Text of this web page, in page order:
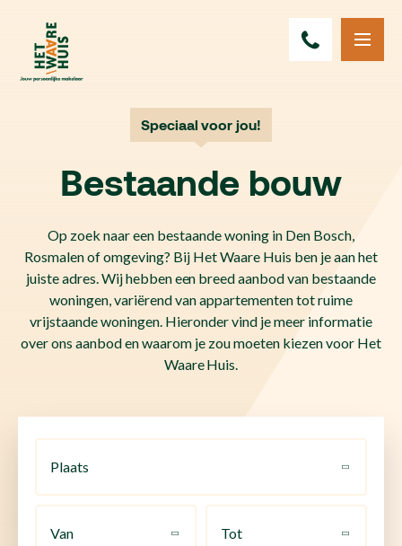
Speciaal voor jou!
Bestaande bouw
Op zoek naar een bestaande woning in Den Bosch,
Rosmalen of omgeving? Bij Het Waare Huis ben je aan het
juiste adres. Wij hebben een breed aanbod van bestaande
woningen, variërend van appartementen tot ruime
vrijstaande woningen. Hieronder vind je meer informatie
over ons aanbod en waarom je zou moeten kiezen voor Het
Waare Huis.
Plaats
Van Tot